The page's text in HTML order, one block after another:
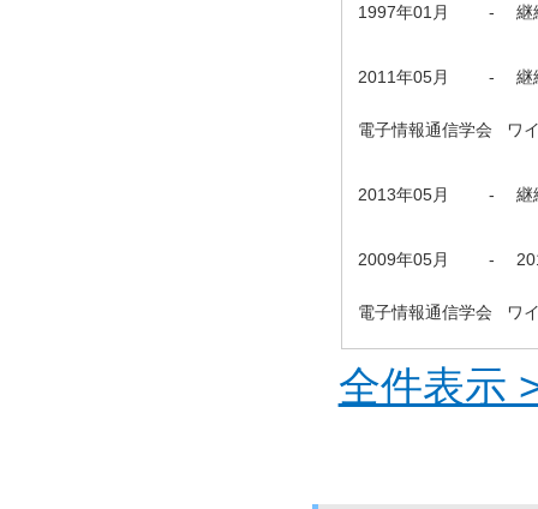
1997年01月 - 継
2011年05月 - 継
電子情報通信学会 ワ
2013年05月 - 継
2009年05月 -
電子情報通信学会 ワ
全件表示